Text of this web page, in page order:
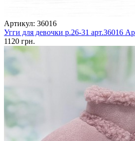
Артикул: 36016
Угги для девочки р.26-31 арт.36016
1120 грн.